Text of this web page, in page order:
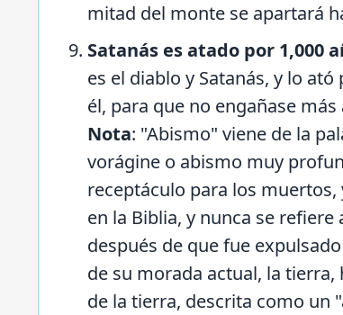
mitad del monte se apartará
Satanás es atado por 1,000
es el diablo y Satanás, y lo
él, para que no engañase
Nota: "Abismo" viene de la
vorágine o abismo muy
receptáculo para los
en la Biblia, y nunca se
después de que fue
de su morada actual, la
de la tierra, descrita como un